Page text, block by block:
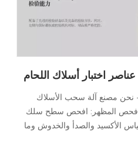
عناصر اختبار أسلاك اللحام
نحن مصنع آلة سحب الأسلاك
اختبار أسلاك اللحام: 1. فحص المظهر: افحص سطح سلك
الأكسيد والصدأ والخدوش وما